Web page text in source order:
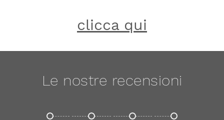
clicca qui
Le nostre recensioni